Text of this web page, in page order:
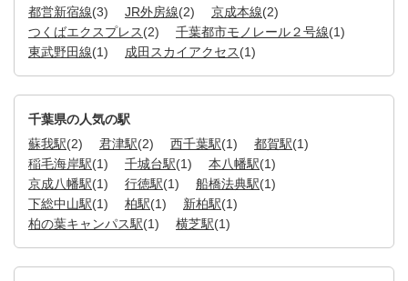
都営新宿線(3) JR外房線(2) 京成本線(2)
つくばエクスプレス(2) 千葉都市モノレール２号線(1)
東武野田線(1) 成田スカイアクセス(1)
千葉県の人気の駅
蘇我駅(2) 君津駅(2) 西千葉駅(1) 都賀駅(1)
稲毛海岸駅(1) 千城台駅(1) 本八幡駅(1)
京成八幡駅(1) 行徳駅(1) 船橋法典駅(1)
下総中山駅(1) 柏駅(1) 新柏駅(1)
柏の葉キャンパス駅(1) 横芝駅(1)